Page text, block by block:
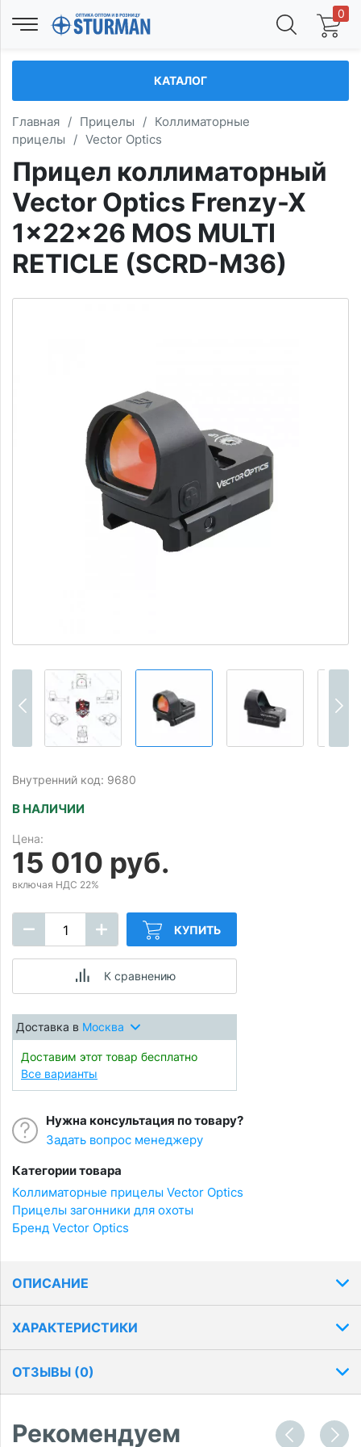
0
КАТАЛОГ
Главная / Прицелы / Коллиматорные
прицелы
/ Vector Optics
Прицел коллиматорный
Vector Optics Frenzy-X
1x22x26 MOS MULTI
RETICLE (SCRD-M36)
Внутренний код: 9680
В НАЛИЧИИ
Цена:
15 010 руб.
включая НДС 22%
КУПИТЬ
К сравнению
Доставка в Москва
Доставим этот товар бесплатно
Все варианты
Нужна консультация по товару?
Задать вопрос менеджеру
Категории товара
Коллиматорные прицелы Vector Optics
Прицелы загонники для охоты
Бренд Vector Optics
ОПИСАНИЕ
ХАРАКТЕРИСТИКИ
ОТЗЫВЫ (0)
Рекомендуем